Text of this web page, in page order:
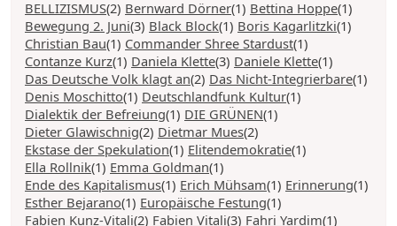
BELLIZISMUS(2) Bernward Dörner(1) Bettina Hoppe(1)
Bewegung 2. Juni(3) Black Block(1) Boris Kagarlitzki(1)
Christian Bau(1) Commander Shree Stardust(1)
Contanze Kurz(1) Daniela Klette(3) Daniele Klette(1)
Das Deutsche Volk klagt an(2) Das Nicht-Integrierbare(1)
Denis Moschitto(1) Deutschlandfunk Kultur(1)
Dialektik der Befreiung(1) DIE GRÜNEN(1)
Dieter Glawischnig(2) Dietmar Mues(2)
Ekstase der Spekulation(1) Elitendemokratie(1)
Ella Rollnik(1) Emma Goldman(1)
Ende des Kapitalismus(1) Erich Mühsam(1) Erinnerung(1)
Esther Bejarano(1) Europäische Festung(1)
Fabien Kunz-Vitali(2) Fabien Vitali(3) Fahri Yardim(1)